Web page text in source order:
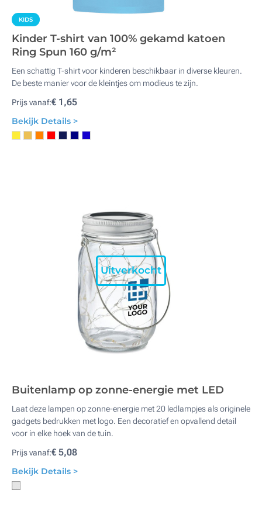
KIDS
Kinder T-shirt van 100% gekamd katoen
Ring Spun 160 g/m²
Een schattig T-shirt voor kinderen beschikbaar in diverse kleuren.
De beste manier voor de kleintjes om modieus te zijn.
Prijs vanaf:€ 1,65
Bekijk Details >
Uitverkocht
Buitenlamp op zonne-energie met LED
Laat deze lampen op zonne-energie met 20 ledlampjes als originele
gadgets bedrukken met logo. Een decoratief en opvallend detail
voor in elke hoek van de tuin.
Prijs vanaf:€ 5,08
Bekijk Details >